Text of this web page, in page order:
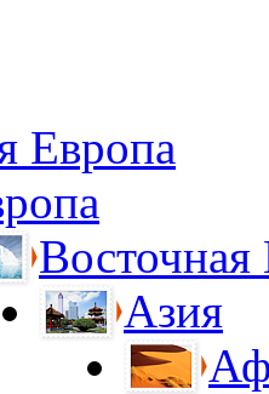
Европа
Восточная
Азия